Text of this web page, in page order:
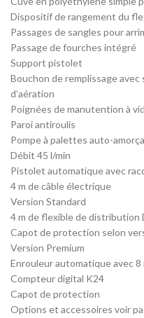
Dispositif de rangement du
Passages de sangles pour
Passage de fourches intégré
Support pistolet
Bouchon de remplissage
d’aération
Poignées de manutention à
Paroi antiroulis
Pompe à palettes auto-
Débit 45 l/min
Pistolet automatique avec
4 m de câble électrique
Version Standard
4 m de flexible de distribution
Capot de protection selon
Version Premium
Enrouleur automatique avec
Compteur digital K24
Capot de protection
Options et accessoires voir